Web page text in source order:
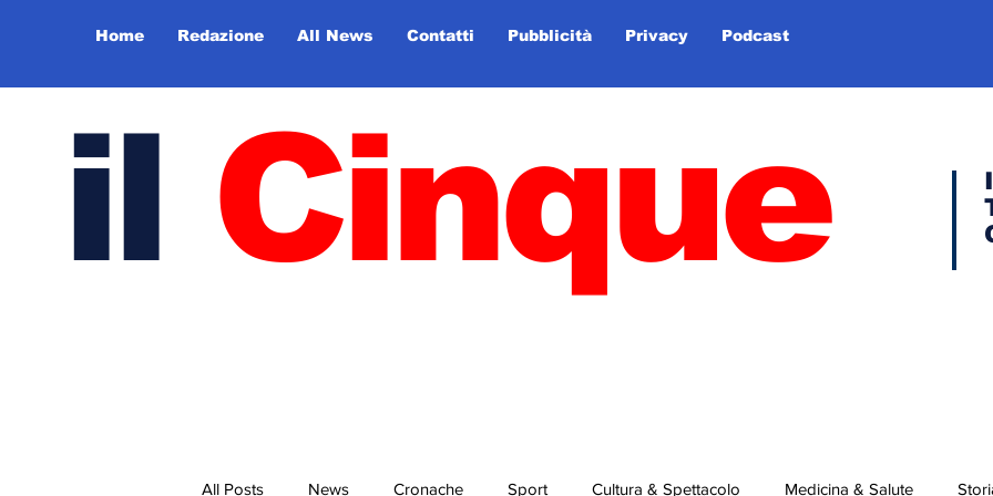
Home Redazione All News Contatti Pubblicità Privacy Podcast
il Cinque
All Posts News Cronache Sport Cultura & Spettacolo Medicina & Salute